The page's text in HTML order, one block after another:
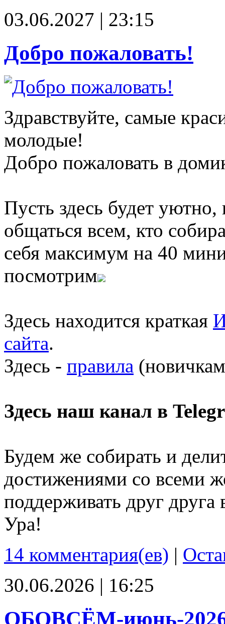
03.06.2027 | 23:15
Добро пожаловать!
Здравствуйте, самые
молодые!
Добро пожаловать в
Пусть здесь будет
общаться всем, кто
себя максимум на 40
посмотрим
Здесь находится краткая
сайта.
Здесь - правила
Здесь наш канал в
Будем же собирать и
достижениями со всеми
поддерживать друг
Ура!
14 комментария(ев) |
30.06.2026 | 16:25
ОБОВСЁМ-июнь-